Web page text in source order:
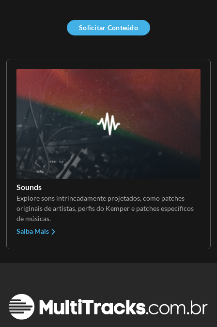
Sounds
Explore sons intrincadamente projetados, como patches
originais de artistas, perfis do Kemper e patches específicos
de músicas.
Saiba Mais
Solicitar Conteúdo